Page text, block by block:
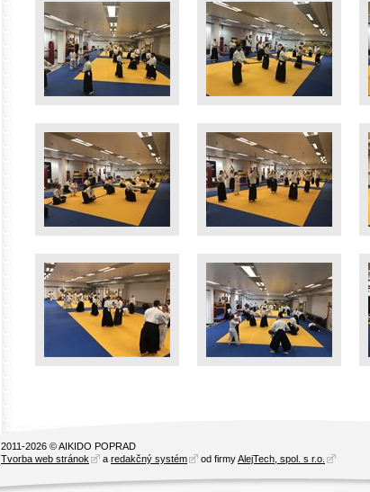
2011-2026 © AIKIDO POPRAD
Tvorba web stránok
a redakčný systém od firmyAlejTech, spol. s r.o.